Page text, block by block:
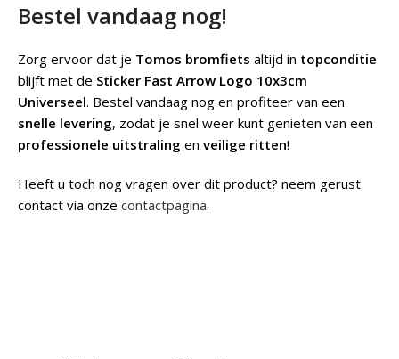
Bestel vandaag nog!
Zorg ervoor dat je Tomos bromfiets altijd in topconditie
blijft met de Sticker Fast Arrow Logo 10x3cm
Universeel. Bestel vandaag nog en profiteer van een
snelle levering, zodat je snel weer kunt genieten van een
professionele uitstraling en veilige ritten!
Heeft u toch nog vragen over dit product? neem gerust
contact via onze contactpagina.